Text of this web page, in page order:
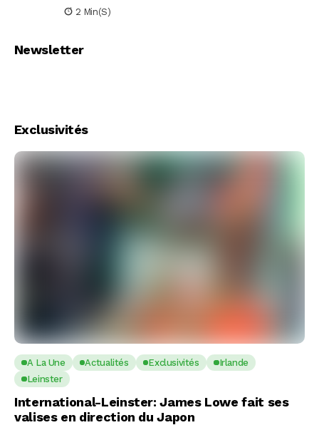
2 Min(s)
Newsletter
Exclusivités
A La Une Actualités Exclusivités
Irlande
Leinster
International-Leinster: James Lowe fait ses
valises en direction du Japon